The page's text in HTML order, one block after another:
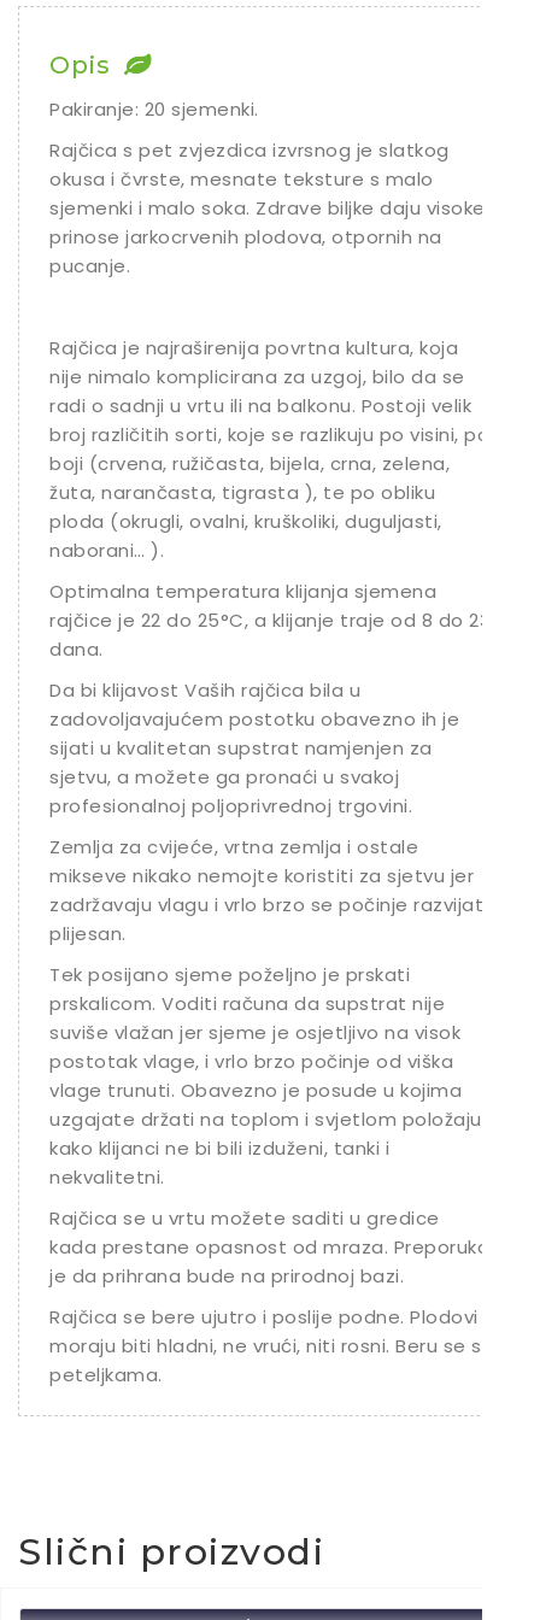
Ostalo sjeme
Opis
Pakiranje: 20 sjemenki.
Rajčica s pet zvjezdica izvrsnog je slatkog
okusa i čvrste, mesnate teksture s malo
sjemenki i malo soka. Zdrave biljke daju visoke
prinose jarkocrvenih plodova, otpornih na
pucanje.
Rajčica je najraširenija povrtna kultura, koja
nije nimalo komplicirana za uzgoj, bilo da se
radi o sadnji u vrtu ili na balkonu. Postoji velik
broj različitih sorti, koje se razlikuju po visini, po
boji (crvena, ružičasta, bijela, crna, zelena,
žuta, narančasta, tigrasta ), te po obliku
ploda (okrugli, ovalni, kruškoliki, duguljasti,
naborani… ).
Optimalna temperatura klijanja sjemena
rajčice je 22 do 25°C, a klijanje traje od 8 do 23
dana.
Da bi klijavost Vaših rajčica bila u
zadovoljavajućem postotku obavezno ih je
sijati u kvalitetan supstrat namjenjen za
sjetvu, a možete ga pronaći u svakoj
profesionalnoj poljoprivrednoj trgovini.
Zemlja za cvijeće, vrtna zemlja i ostale
mikseve nikako nemojte koristiti za sjetvu jer
zadržavaju vlagu i vrlo brzo se počinje razvijati
plijesan.
Tek posijano sjeme poželjno je prskati
prskalicom. Voditi računa da supstrat nije
suviše vlažan jer sjeme je osjetljivo na visok
postotak vlage, i vrlo brzo počinje od viška
vlage trunuti. Obavezno je posude u kojima
uzgajate držati na toplom i svjetlom položaju
kako klijanci ne bi bili izduženi, tanki i
nekvalitetni.
Rajčica se u vrtu možete saditi u gredice
kada prestane opasnost od mraza. Preporuka
je da prihrana bude na prirodnoj bazi.
Rajčica se bere ujutro i poslije podne. Plodovi
moraju biti hladni, ne vrući, niti rosni. Beru se s
peteljkama.
Slični proizvodi